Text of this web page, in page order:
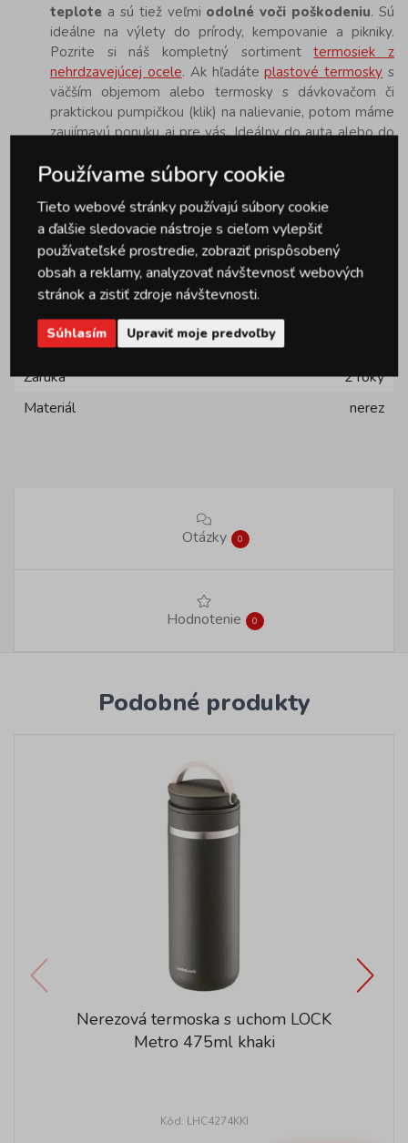
teplote a sú tiež veľmi odolné voči poškodeniu. Sú
ideálne na výlety do prírody, kempovanie a pikniky.
Pozrite si náš kompletný sortimenttermosiek z
nehrdzavejúcej ocele. Ak hľadáteplastové termosky s
väčším objemom alebo termosky s dávkovačom či
praktickou pumpičkou (klik) na nalievanie, potom máme
zaujímavú ponuku aj pre vás. Ideálny do auta alebo do
Parametre produktu
Značka
Materiál
nerez/plast
Šírka
Výška
Záruka
2 roky
Materiál
nerez
Otázky 0
Hodnotenie 0
Podobné produkty
Nerezová termoska s uchom LOCK
Metro 475ml khaki
Kód: LHC4274KKI
Používame súbory cookie
Tieto webové stránky používajú súbory cookie
a ďalšie sledovacie nástroje s cieľom vylepšiť
používateľské prostredie, zobraziť prispôsobený
obsah a reklamy, analyzovať návštevnosť webových
stránok a zistiť zdroje návštevnosti.
Súhlasím Upraviť moje predvoľby